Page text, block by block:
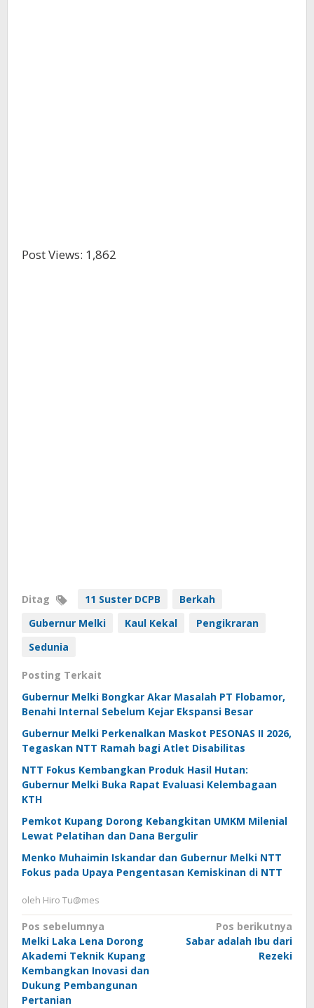
Post Views: 1,862
Ditag 11 Suster DCPB
Berkah
Gubernur Melki
Kaul Kekal
Pengikraran
Sedunia
Posting Terkait
Gubernur Melki Bongkar Akar Masalah PT Flobamor,
Benahi Internal Sebelum Kejar Ekspansi Besar
Gubernur Melki Perkenalkan Maskot PESONAS II 2026,
Tegaskan NTT Ramah bagi Atlet Disabilitas
NTT Fokus Kembangkan Produk Hasil Hutan:
Gubernur Melki Buka Rapat Evaluasi Kelembagaan
KTH
Pemkot Kupang Dorong Kebangkitan UMKM Milenial
Lewat Pelatihan dan Dana Bergulir
Menko Muhaimin Iskandar dan Gubernur Melki NTT
Fokus pada Upaya Pengentasan Kemiskinan di NTT
oleh Hiro Tu@mes
Navigasi
pos
Pos sebelumnya
Melki Laka Lena Dorong
Akademi Teknik Kupang
Kembangkan Inovasi dan
Dukung Pembangunan
Pertanian
Pos berikutnya
Sabar adalah Ibu dari
Rezeki